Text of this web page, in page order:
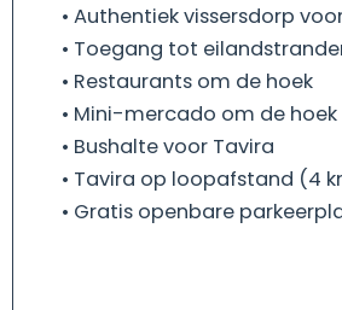
• Authentiek vissersdorp
• Toegang tot
• Restaurants om de hoek
• Mini-mercado om de hoek
• Bushalte voor Tavira
• Tavira op loopafstand (4
• Gratis openbare